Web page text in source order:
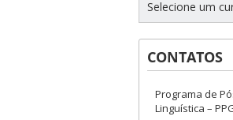
Selecione um
CONTATOS
Programa de
Linguística –